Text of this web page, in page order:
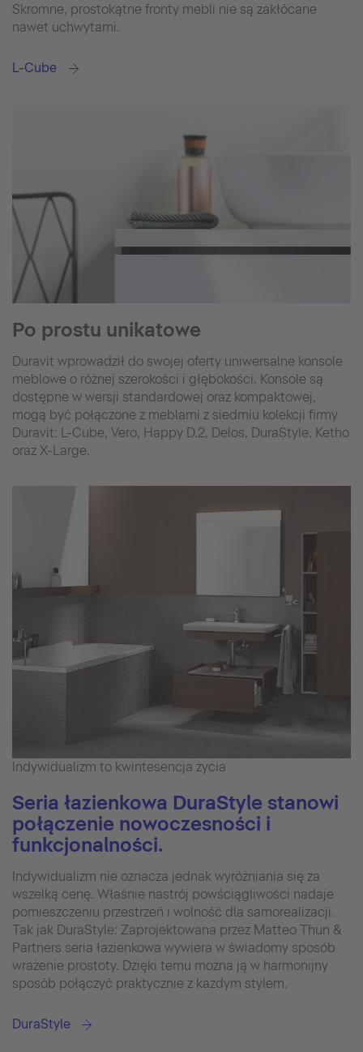
Skromne, prostokątne fronty mebli nie są zakłócane
nawet uchwytami.
L-Cube
Po prostu unikatowe
Duravit wprowadził do swojej oferty uniwersalne konsole
meblowe o różnej szerokości i głębokości. Konsole są
dostępne w wersji standardowej oraz kompaktowej,
mogą być połączone z meblami z siedmiu kolekcji firmy
Duravit: L-Cube, Vero, Happy D.2, Delos, DuraStyle, Ketho
oraz X-Large.
Indywidualizm to kwintesencja życia
Seria łazienkowa DuraStyle stanowi
połączenie nowoczesności i
funkcjonalności.
Indywidualizm nie oznacza jednak wyróżniania się za
wszelką cenę. Właśnie nastrój powściągliwości nadaje
pomieszczeniu przestrzeń i wolność dla samorealizacji.
Tak jak DuraStyle: Zaprojektowana przez Matteo Thun &
Partners seria łazienkowa wywiera w świadomy sposób
wrażenie prostoty. Dzięki temu można ją w harmonijny
sposób połączyć praktycznie z każdym stylem.
DuraStyle